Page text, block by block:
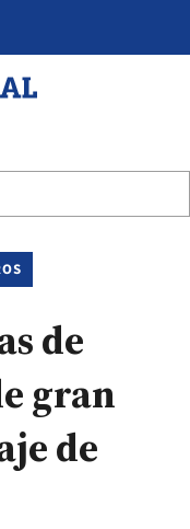
de
gran
de